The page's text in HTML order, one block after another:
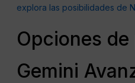
explora las posibilidades de
Opciones de
Gemini